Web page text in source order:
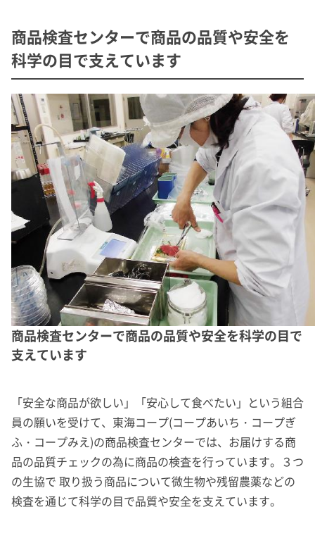
商品検査センターで商品の品質や安全を
科学の目で支えています
商品検査センターで商品の品質や安全を科学の目で
支えています
「安全な商品が欲しい」「安心して食べたい」という組合
員の願いを受けて、東海コープ(コープあいち・コープぎ
ふ・コープみえ)の商品検査センターでは、お届けする商
品の品質チェックの為に商品の検査を行っています。３つ
の生協で 取り扱う商品について微生物や残留農薬などの
検査を通じて科学の目で品質や安全を支えています。